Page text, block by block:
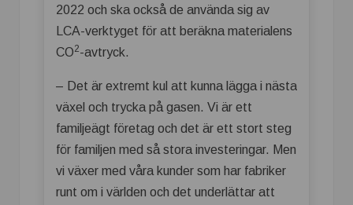
2022 och ska också de använda sig av
LCA-verktyget för att beräkna materialens
CO2-avtryck.
– Det är extremt kul att kunna lägga i nästa
växel och trycka på gasen. Vi är ett
familjeägt företag och det är ett stort steg
för familjen med så stora investeringar. Men
vi växer med våra kunder som har fabriker
runt om i världen och det underlättar att